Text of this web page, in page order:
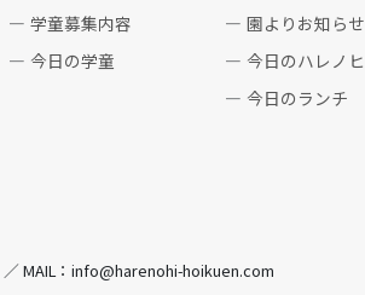
学童募集内容
今日の学童
園よりお知らせ
今日のハレノヒ
今日のランチ
／ MAIL：info@harenohi-hoikuen.com